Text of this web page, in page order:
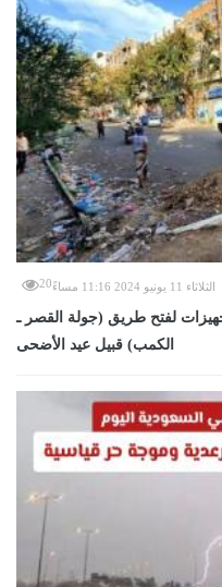
الثلاثاء 11 يونيو 2024 11:16 مساءً 20
لفتح طريق (جولة القصر ـ
الكمب) قبيل عيد الأضحى